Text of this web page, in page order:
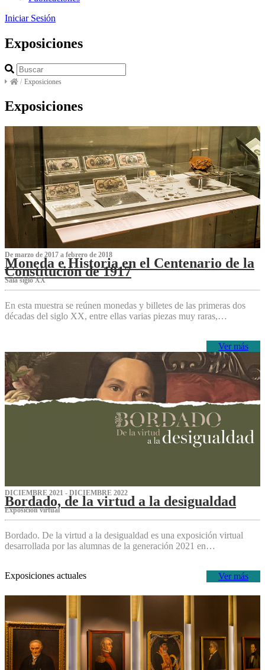
Iniciar Sesión
Exposiciones
/ Exposiciones
Exposiciones
De marzo de 2017 a febrero de 2018
Moneda e Historia en el Centenario de la
Constitución de 1917
Sala siglo XX
En esta muestra se reúnen monedas y billetes de las primeras dos
décadas del siglo XX, entre ellas varias piezas muy raras,…
Ver más
DICIEMBRE 2021 - DICIEMBRE 2022
Bordado, de la virtud a la desigualdad
Exposición virtual‌
Bordado. De la virtud a la desigualdad es una exposición virtual
desarrollada por las alumnas de la generación 2021 en…
Ver más
Exposiciones actuales